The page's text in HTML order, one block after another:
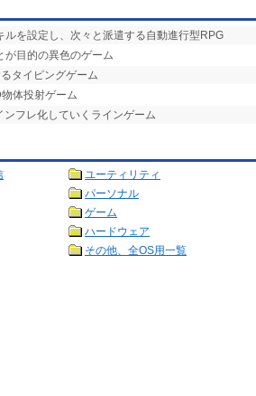
を設定し、次々と派遣する自動進行型RPG
が目的の異色のゲーム
タイピングゲーム
体投射ゲーム
フレ化していくラインゲーム
ユーティリティ
パーソナル
ゲーム
ハードウェア
その他、全OS用一覧